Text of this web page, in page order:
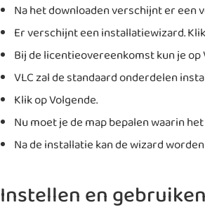
Na het downloaden verschijnt er een
Er verschijnt een installatiewizard.
Bij de licentieovereenkomst kun je
VLC zal de standaard onderdelen
Klik op Volgende.
Nu moet je de map bepalen waarin
Na de installatie kan de wizard
Instellen en